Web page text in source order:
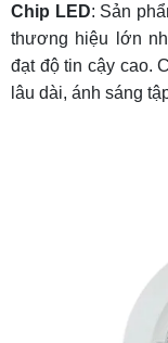
Chip LED: Sản
thương hiệu lớn
đạt độ tin cậy cao.
lâu dài, ánh sáng